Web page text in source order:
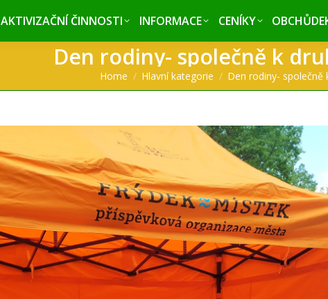
AKTIVIZAČNÍ ČINNOSTI INFORMACE CENÍKY
Den rodiny- společně k
You are here:
Home Hlavní kategorie Den rodiny- společně
AKTIVIZAČNÍ ČINNOSTI INFORMACE CENÍKY